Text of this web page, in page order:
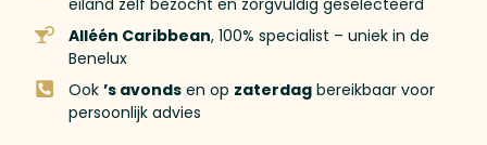
eiland zelf bezocht en zorgvuldig geselecteerd
Alléén Caribbean, 100% specialist – uniek in de
Benelux
Ook ’s avondsen op zaterdagbereikbaar voor
persoonlijk advies